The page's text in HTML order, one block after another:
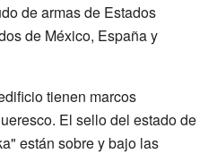
de armas de Estados
de México, España y
tienen marcos
El sello del estado de
están sobre y bajo las